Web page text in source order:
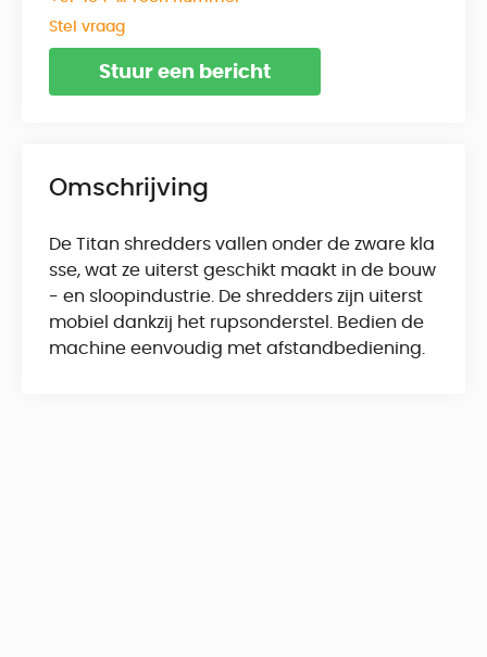
Stel vraag
Stuur een bericht
Omschrijving
De Titan shredders vallen onder de zware kla
sse, wat ze uiterst geschikt maakt in de bouw
- en sloopindustrie. De shredders zijn uiterst
mobiel dankzij het rupsonderstel. Bedien de
machine eenvoudig met afstandbediening.